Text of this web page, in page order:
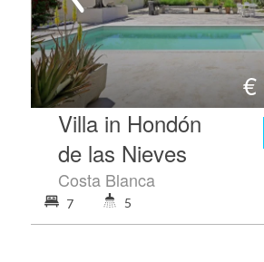
€
Villa in Hondón
de las Nieves
Costa Blanca
7 5